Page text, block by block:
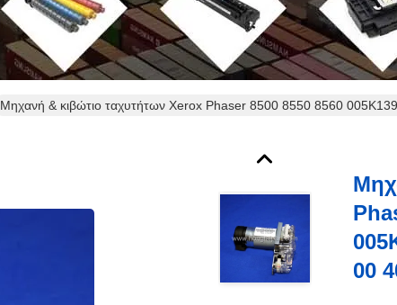
Μηχανή & κιβώτιο ταχυτήτων Xerox Phaser 8500 8550 8560
00